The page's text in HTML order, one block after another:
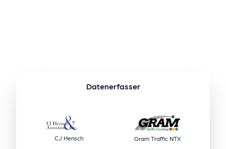
Datenerfasser
CJ Hensch Gram Traffic NTX